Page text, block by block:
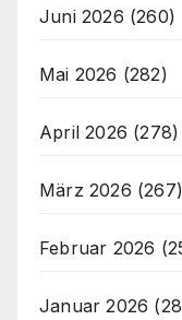
Juni 2026 (260)
Mai 2026 (282)
April 2026 (278)
März 2026 (267)
Februar 2026
Januar 2026